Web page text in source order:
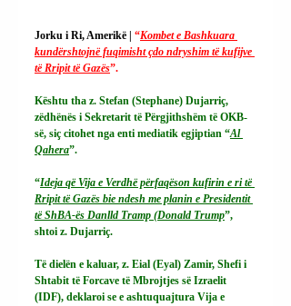
Jorku i Ri, Amerikë | “Kombet e Bashkuara
kundërshtojnë fuqimisht çdo ndryshim të kufijve
të Rripit të Gazës”.
Kështu tha z. Stefan (Stephane) Dujarriç,
zëdhënës i Sekretarit të Përgjithshëm të OKB-
së, siç citohet nga enti mediatik egjiptian “Al
Qahera”.
“Ideja që Vija e Verdhë përfaqëson kufirin e ri të
Rripit të Gazës bie ndesh me planin e Presidentit
të ShBA-ës Danlld Tramp (Donald Trump”,
shtoi z. Dujarriç.
Të dielën e kaluar, z. Eial (Eyal) Zamir, Shefi i
Shtabit të Forcave të Mbrojtjes së Izraelit
(IDF), deklaroi se e ashtuquajtura Vija e